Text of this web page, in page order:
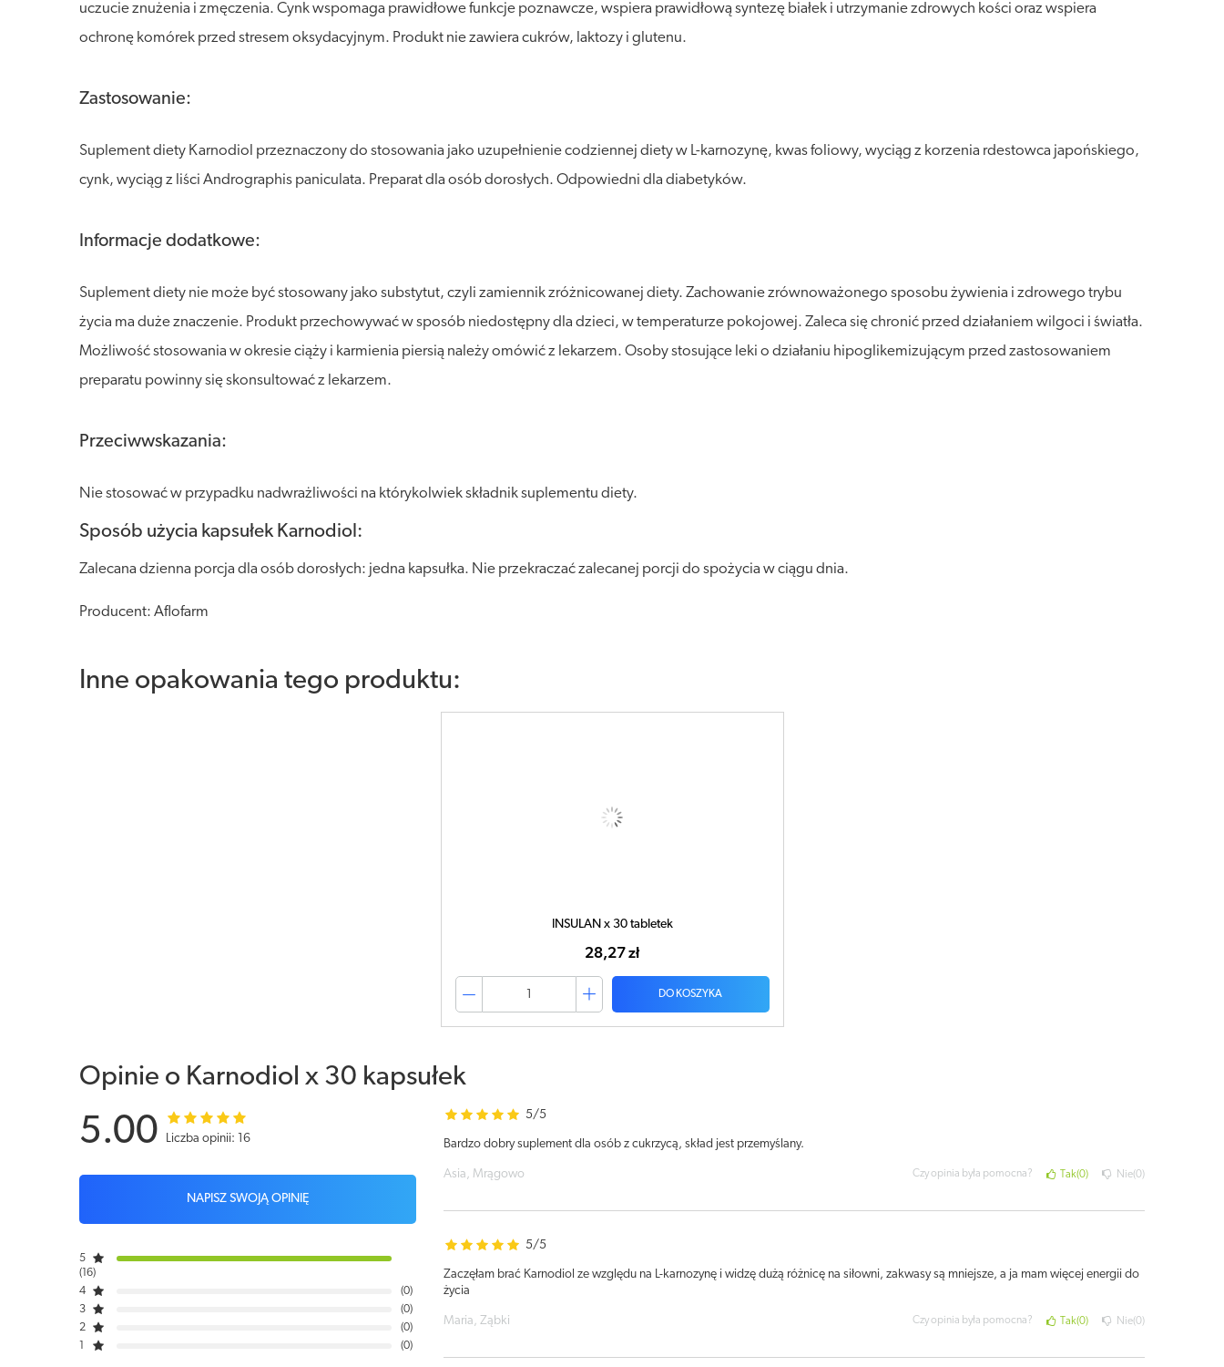
uczucie znużenia i zmęczenia. Cynk wspomaga prawidłowe funkcje poznawcze, wspiera prawidłową syntezę białek i utrzymanie zdrowych kości oraz wspiera
ochronę komórek przed stresem oksydacyjnym. Produkt nie zawiera cukrów, laktozy i glutenu.
Zastosowanie:
Suplement diety Karnodiol przeznaczony do stosowania jako uzupełnienie codziennej diety w L-karnozynę, kwas foliowy, wyciąg z korzenia rdestowca japońskiego,
cynk, wyciąg z liści Andrographis paniculata. Preparat dla osób dorosłych. Odpowiedni dla diabetyków.
Informacje dodatkowe:
Suplement diety nie może być stosowany jako substytut, czyli zamiennik zróżnicowanej diety. Zachowanie zrównoważonego sposobu żywienia i zdrowego trybu
życia ma duże znaczenie. Produkt przechowywać w sposób niedostępny dla dzieci, w temperaturze pokojowej. Zaleca się chronić przed działaniem wilgoci i światła.
Możliwość stosowania w okresie ciąży i karmienia piersią należy omówić z lekarzem. Osoby stosujące leki o działaniu hipoglikemizującym przed zastosowaniem
preparatu powinny się skonsultować z lekarzem.
Przeciwwskazania:
Nie stosować w przypadku nadwrażliwości na którykolwiek składnik suplementu diety.
Sposób użycia kapsułek Karnodiol:
Zalecana dzienna porcja dla osób dorosłych: jedna kapsułka. Nie przekraczać zalecanej porcji do spożycia w ciągu dnia.
Producent: Aflofarm
Inne opakowania tego produktu:
INSULAN x 30 tabletek
28,27 zł
DO KOSZYKA
Opinie o Karnodiol x 30 kapsułek
5.00 Liczba opinii: 16
NAPISZ SWOJĄ OPINIĘ
5
16
4
0
3
0
2
0
0
5/5
Bardzo dobry suplement dla osób z cukrzycą, skład jest przemyślany.
Asia, Mrągowo Czy opinia była pomocna? Tak 0 Nie 0
5/5
Zaczęłam brać Karnodiol ze względu na L-karnozynę i widzę dużą różnicę na siłowni, zakwasy są mniejsze, a ja mam więcej energii do
życia
Maria, Ząbki Czy opinia była pomocna? Tak 0 Nie 0